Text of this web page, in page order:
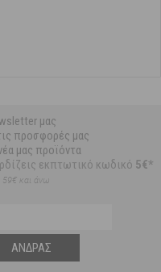
μας
προσφορές μας
μας προϊόντα
εκπτωτικό κωδικό 5€*
59€ και άνω
ΆΝΔΡΑΣ